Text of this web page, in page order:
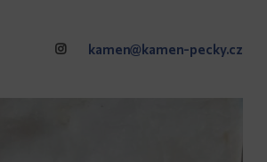
kamen@kamen-pecky.cz